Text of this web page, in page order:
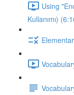
Using
Kullanımı)